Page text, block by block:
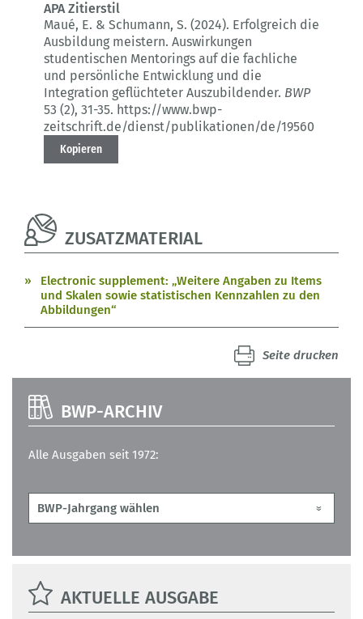
APA Zitierstil
Maué, E. & Schumann, S. (2024). Erfolgreich die
Ausbildung meistern. Auswirkungen
studentischen Mentorings auf die fachliche
und persönliche Entwicklung und die
Integration geflüchteter Auszubildender. BWP
53 (2), 31-35. https://www.bwp-
zeitschrift.de/dienst/publikationen/de/19560
Kopieren
ZUSATZMATERIAL
Electronic supplement: „Weitere Angaben zu Items
und Skalen sowie statistischen Kennzahlen zu den
Abbildungen“
Seite drucken
BWP-ARCHIV
Alle Ausgaben seit 1972:
AKTUELLE AUSGABE